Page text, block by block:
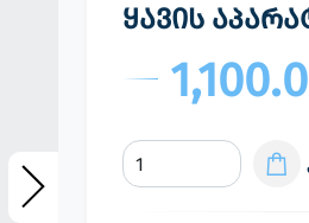
ყავის